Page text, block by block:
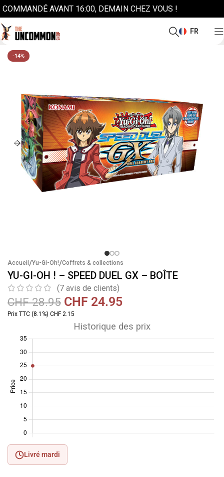
COMMANDÉ AVANT 16:00, DEMAIN CHEZ VOUS !
FR
-14%
Accueil /Yu-Gi-Oh!/Coffrets & collections
YU-GI-OH ! – SPEED DUEL GX – BOÎTE
(7 avis de clients)
CHF28.95 CHF 24.95
Prix TTC (8.1%) CHF 2.15
Historique des prix
Livré mardi